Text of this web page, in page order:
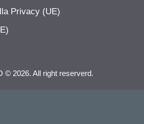
Privacy (UE)
© 2026. All right reserverd.